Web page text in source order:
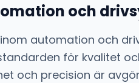
och
automation och
för kvalitet
och precision är